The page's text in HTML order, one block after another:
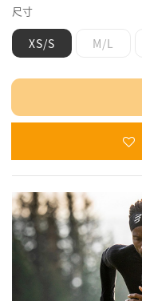
尺寸
XS/S M/L